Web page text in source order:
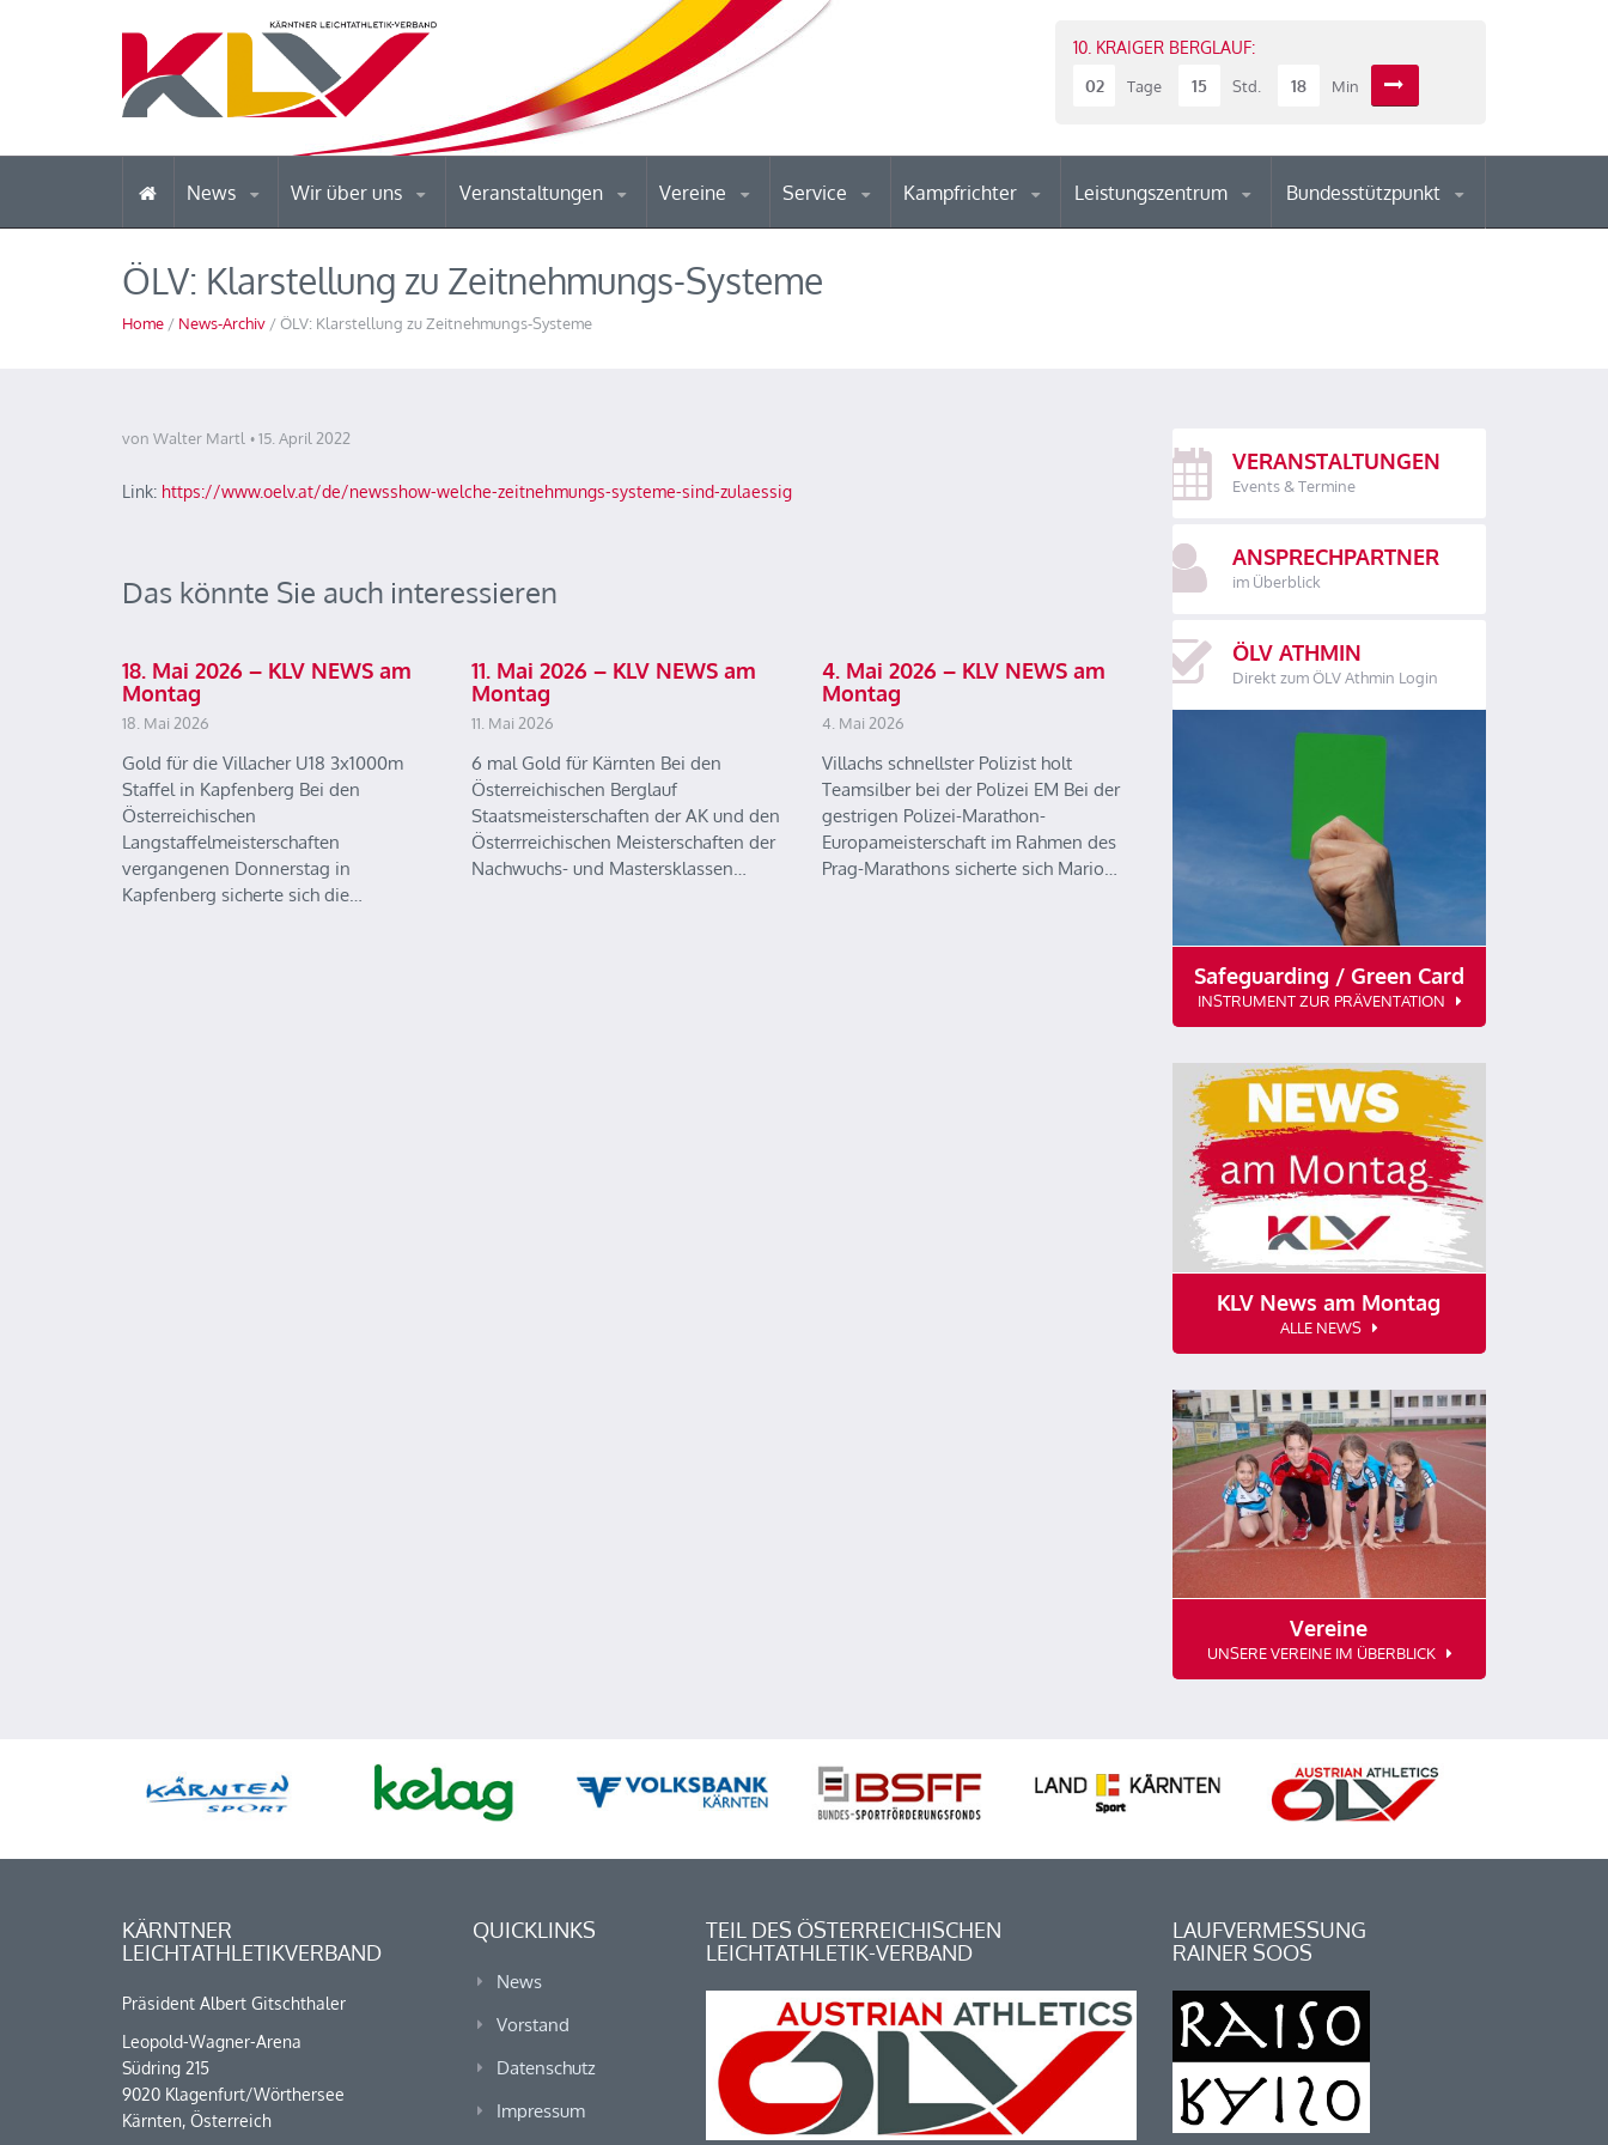
10. KRAIGER BERGLAUF:
02
Tage 15 Std. 18 Min
News Wir über uns Veranstaltungen Vereine Service Kampfrichter Leistungszentrum Bundesstützpunkt
ÖLV: Klarstellung zu Zeitnehmungs-Systeme
Home / News-Archiv / ÖLV: Klarstellung zu Zeitnehmungs-Systeme
von Walter Martl 15. April 2022
Link: https://www.oelv.at/de/newsshow-welche-zeitnehmungs-systeme-sind-zulaessig
Das könnte Sie auch interessieren
18. Mai 2026 – KLV NEWS am
Montag
18. Mai 2026
Gold für die Villacher U18 3x1000m
Staffel in Kapfenberg Bei den
Österreichischen
Langstaffelmeisterschaften
vergangenen Donnerstag in
Kapfenberg sicherte sich die…
11. Mai 2026 – KLV NEWS am
Montag
11. Mai 2026
6 mal Gold für Kärnten Bei den
Österreichischen Berglauf
Staatsmeisterschaften der AK und den
Österrreichischen Meisterschaften der
Nachwuchs- und Mastersklassen…
4. Mai 2026 – KLV NEWS am
Montag
4. Mai 2026
Villachs schnellster Polizist holt
Teamsilber bei der Polizei EM Bei der
gestrigen Polizei-Marathon-
Europameisterschaft im Rahmen des
Prag-Marathons sicherte sich Mario…
VERANSTALTUNGEN
Events & Termine
ANSPRECHPARTNER
im Überblick
ÖLV ATHMIN
Direkt zum ÖLV Athmin Login
Safeguarding / Green Card
INSTRUMENT ZUR PRÄVENTATION
KLV News am Montag
ALLE NEWS
Vereine
UNSERE VEREINE IM ÜBERBLICK
KÄRNTNER
LEICHTATHLETIKVERBAND
Präsident Albert Gitschthaler
Leopold-Wagner-Arena
Südring 215
9020 Klagenfurt/Wörthersee
Kärnten, Österreich
QUICKLINKS
News
Vorstand
Datenschutz
Impressum
TEIL DES ÖSTERREICHISCHEN
LEICHTATHLETIK-VERBAND
LAUFVERMESSUNG
RAINER SOOS